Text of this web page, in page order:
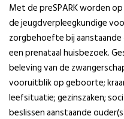
Met de preSPARK worden
de jeugdverpleegkundige
zorgbehoefte bij
een prenataal huisbezoek.
beleving van de
vooruitblik op geboorte;
leefsituatie; gezinszaken;
beslissen aanstaande